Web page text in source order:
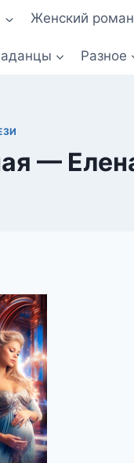
Женский роман
Разное
—